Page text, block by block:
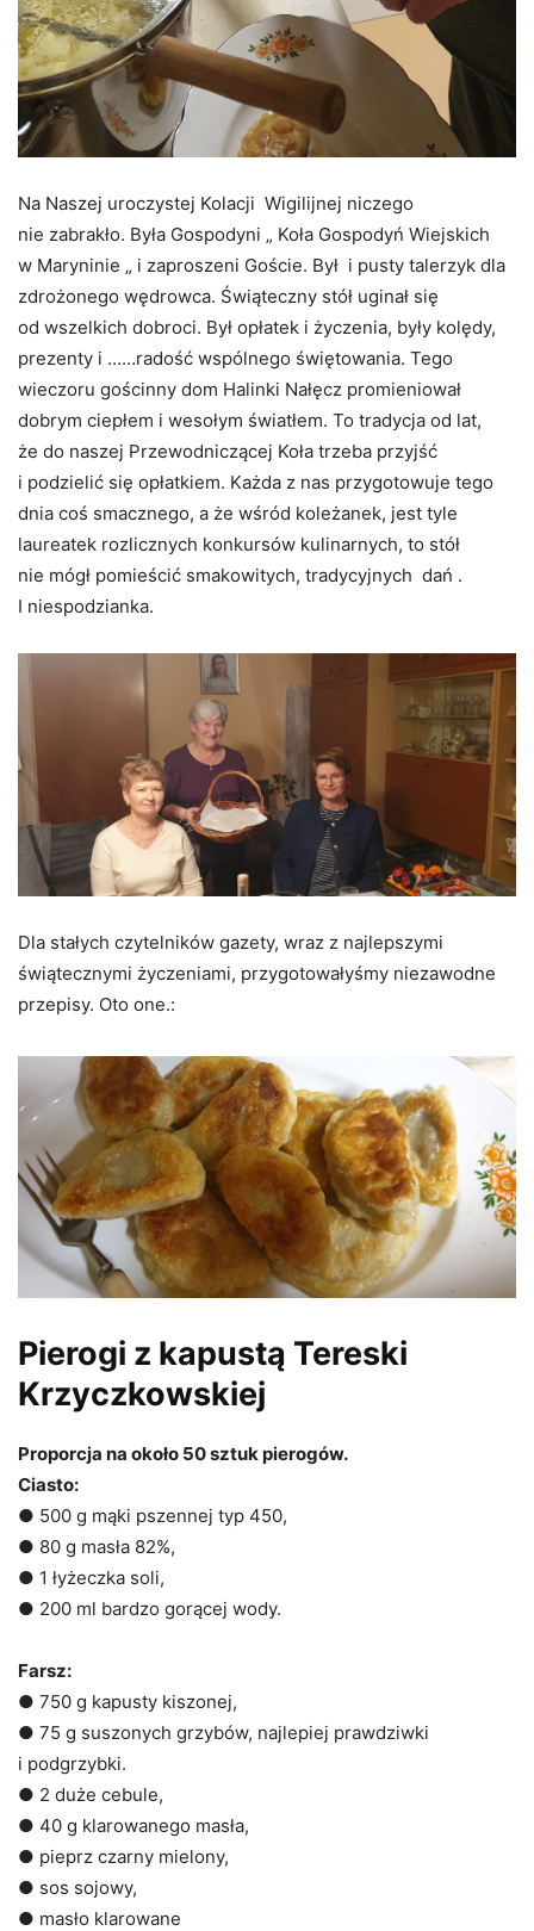
Na Naszej uroczystej Kolacji Wigilijnej niczego
nie zabrakło. Była Gospodyni „ Koła Gospodyń Wiejskich
w Maryninie „ i zaproszeni Goście. Był i pusty talerzyk dla
zdrożonego wędrowca. Świąteczny stół uginał się
od wszelkich dobroci. Był opłatek i życzenia, były kolędy,
prezenty i ……radość wspólnego świętowania. Tego
wieczoru gościnny dom Halinki Nałęcz promieniował
dobrym ciepłem i wesołym światłem. To tradycja od lat,
że do naszej Przewodniczącej Koła trzeba przyjść
i podzielić się opłatkiem. Każda z nas przygotowuje tego
dnia coś smacznego, a że wśród koleżanek, jest tyle
laureatek rozlicznych konkursów kulinarnych, to stół
nie mógł pomieścić smakowitych, tradycyjnych dań .
I niespodzianka.
Dla stałych czytelników gazety, wraz z najlepszymi
świątecznymi życzeniami, przygotowałyśmy niezawodne
przepisy. Oto one.:
Pierogi z kapustą Tereski
Krzyczkowskiej
Proporcja na około 50 sztuk pierogów.
Ciasto:
● 500 g mąki pszennej typ 450,
● 80 g masła 82%,
● 1 łyżeczka soli,
● 200 ml bardzo gorącej wody.
Farsz:
● 750 g kapusty kiszonej,
● 75 g suszonych grzybów, najlepiej prawdziwki
i podgrzybki.
● 2 duże cebule,
● 40 g klarowanego masła,
● pieprz czarny mielony,
● sos sojowy,
● masło klarowane